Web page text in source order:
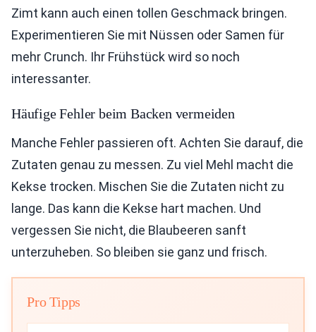
Zimt kann auch einen tollen Geschmack bringen.
Experimentieren Sie mit Nüssen oder Samen für
mehr Crunch. Ihr Frühstück wird so noch
interessanter.
Häufige Fehler beim Backen vermeiden
Manche Fehler passieren oft. Achten Sie darauf, die
Zutaten genau zu messen. Zu viel Mehl macht die
Kekse trocken. Mischen Sie die Zutaten nicht zu
lange. Das kann die Kekse hart machen. Und
vergessen Sie nicht, die Blaubeeren sanft
unterzuheben. So bleiben sie ganz und frisch.
Pro Tipps